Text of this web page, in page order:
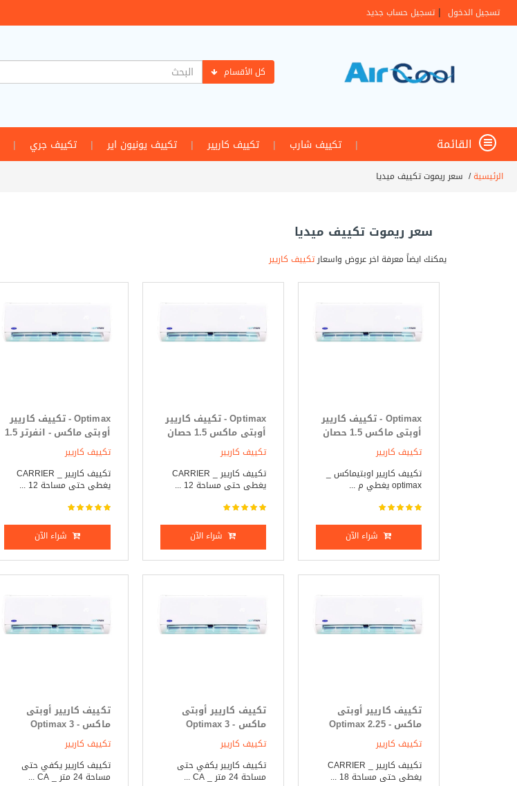
تسجيل الدخول | تسجيل حساب جديد
كل الأقسام
القائمة | تكييف شارب | تكييف كاريير | تكييف يونيون اير | تكييف جري |
الرئيسية/ سعر ريموت تكييف ميديا
سعر ريموت تكييف ميديا
يمكنك ايضاً معرفة اخر عروض واسعارتكييف كاريير
Optimax - تكييف كاريير
أوبتى ماكس 1.5 حصان
بارد فقط
تكييف كاريير
تكييف كاريير اوبتيماكس _
optimax يغطي م ...
شراء الآن
Optimax - تكييف كاريير
أوبتى ماكس 1.5 حصان
بارد _ ساخن
تكييف كاريير
تكييف كاريير _ CARRIER
يغطى حتى مساحة 12 ...
شراء الآن
Optimax - تكييف كاريير
أوبتى ماكس - انفرتر 1.5
حصان بارد _ ساخن
تكييف كاريير
تكييف كاريير _ CARRIER
يغطى حتى مساحة 12 ...
شراء الآن
تكييف كاريير أوبتى
ماكس - Optimax 2.25
حصان بارد _ ساخن
تكييف كاريير
تكييف كاريير _ CARRIER
يغطى حتى مساحة 18 ...
تكييف كاريير أوبتى
ماكس - Optimax 3
حصان بارد فقط
تكييف كاريير
تكييف كاريير يكفي حتى
مساحة 24 متر _ CA ...
تكييف كاريير أوبتى
ماكس - Optimax 3
حصان بارد _ ساخن
تكييف كاريير
تكييف كاريير يكفي حتى
مساحة 24 متر _ CA ...